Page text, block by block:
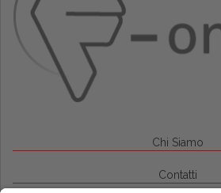
Chi Siamo
Contatti